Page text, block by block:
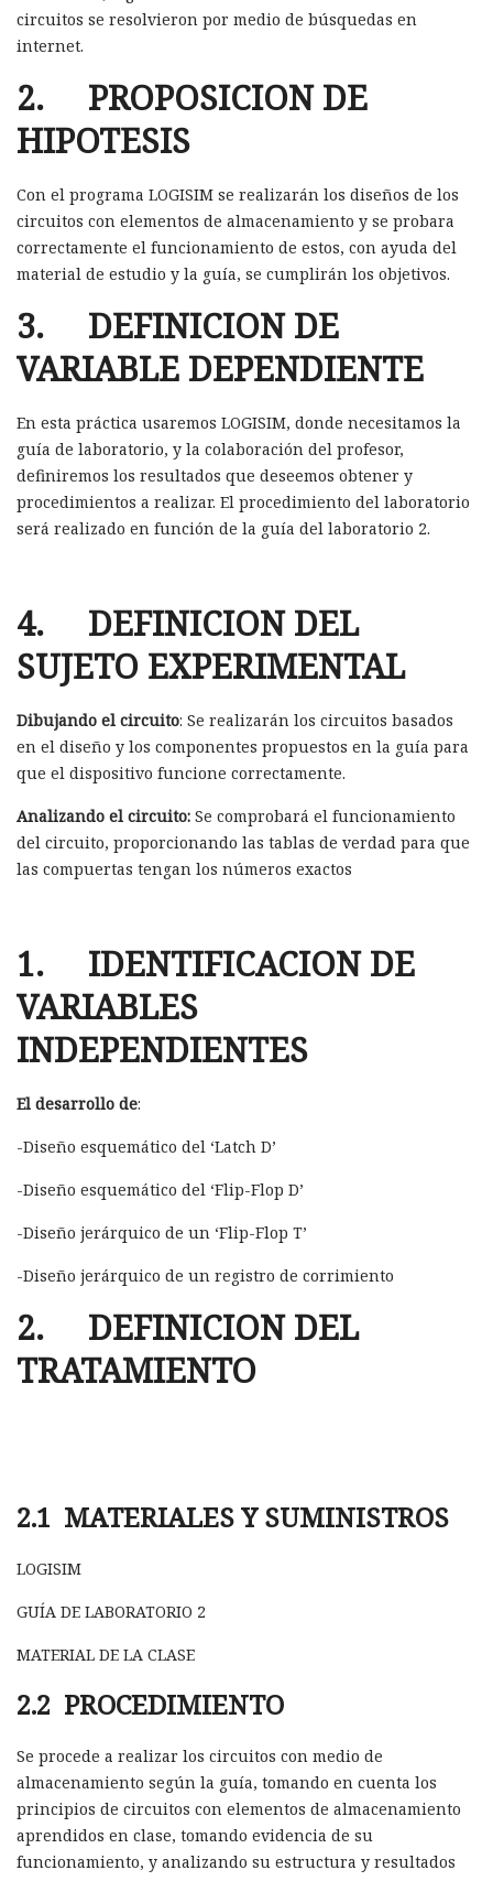
circuitos se resolvieron por medio de búsquedas en
internet.
2. PROPOSICION DE
HIPOTESIS
Con el programa LOGISIM se realizarán los diseños de los
circuitos con elementos de almacenamiento y se probara
correctamente el funcionamiento de estos, con ayuda del
material de estudio y la guía, se cumplirán los objetivos.
3. DEFINICION DE
VARIABLE DEPENDIENTE
En esta práctica usaremos LOGISIM, donde necesitamos la
guía de laboratorio, y la colaboración del profesor,
definiremos los resultados que deseemos obtener y
procedimientos a realizar. El procedimiento del laboratorio
será realizado en función de la guía del laboratorio 2.
4. DEFINICION DEL
SUJETO EXPERIMENTAL
Dibujando el circuito: Se realizarán los circuitos basados
en el diseño y los componentes propuestos en la guía para
que el dispositivo funcione correctamente.
Analizando el circuito: Se comprobará el funcionamiento
del circuito, proporcionando las tablas de verdad para que
las compuertas tengan los números exactos
1. IDENTIFICACION DE
VARIABLES
INDEPENDIENTES
El desarrollo de:
-Diseño esquemático del ‘Latch D’
-Diseño esquemático del ‘Flip-Flop D’
-Diseño jerárquico de un ‘Flip-Flop T’
-Diseño jerárquico de un registro de corrimiento
2. DEFINICION DEL
TRATAMIENTO
2.1 MATERIALES Y SUMINISTROS
LOGISIM
GUÍA DE LABORATORIO 2
MATERIAL DE LA CLASE
2.2 PROCEDIMIENTO
Se procede a realizar los circuitos con medio de
almacenamiento según la guía, tomando en cuenta los
principios de circuitos con elementos de almacenamiento
aprendidos en clase, tomando evidencia de su
funcionamiento, y analizando su estructura y resultados